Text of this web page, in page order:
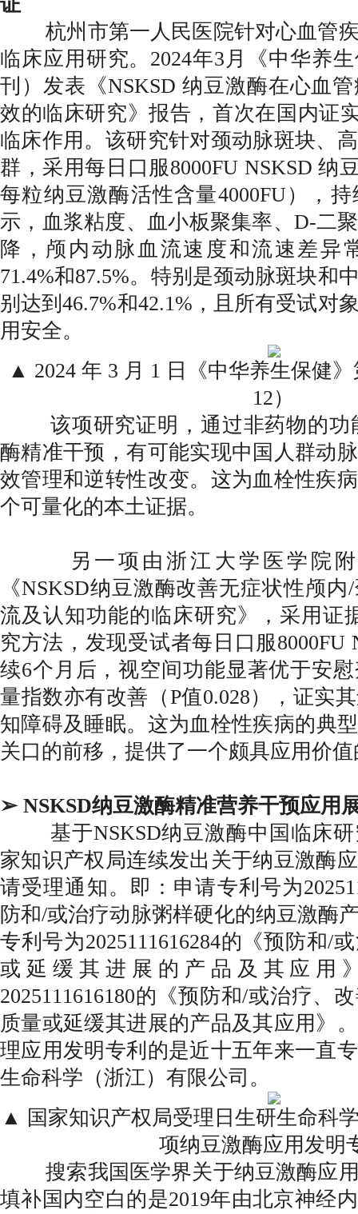
杭州市第一人民医院针对心血管疾
临床应用研究。2024年3月《中华养
刊）发表《NSKSD 纳豆激酶在心血
效的临床研究》报告，首次在国内证
临床作用。该研究针对颈动脉斑块、
群，采用每日口服8000FU NSKSD 纳
每粒纳豆激酶活性含量4000FU），
示，血浆粘度、血小板聚集率、D-二
降，颅内动脉血流速度和流速差异
71.4%和87.5%。特别是颈动脉斑块和
别达到46.7%和42.1%，且所有受试对
用安全。
▲ 2024 年 3 月 1 日《中华养生保健》
12）
该项研究证明，通过非药物的功
酶精准干预，有可能实现中国人群动
效管理和逆转性改变。这为血栓性疾
个可量化的本土证据。
另一项由浙江大学医学院附
《NSKSD纳豆激酶改善无症状性颅
流及认知功能的临床研究》，采用证
究方法，发现受试者每日口服8000FU
续6个月后，视空间功能显著优于安
量指数亦有改善（P值0.028），证实
知障碍及睡眠。这为血栓性疾病的典
关口的前移，提供了一个颇具应用价
➢ NSKSD纳豆激酶精准营养干预应用
基于NSKSD纳豆激酶中国临床研
家知识产权局连续发出关于纳豆激酶
请受理通知。即：申请专利号为
防和/或治疗动脉粥样硬化的纳豆激酶
专利号为2025111616284的《预防和/
或延缓其进展的产品及其应用
2025111616180的《预防和/或治疗、
质量或延缓其进展的产品及其应用》
理应用发明专利的是近十五年来一直
生命科学（浙江）有限公司。
▲ 国家知识产权局受理日生研生命科
项纳豆激酶应用发明
搜索我国医学界关于纳豆激酶应用
填补国内空白的是2019年由北京神经